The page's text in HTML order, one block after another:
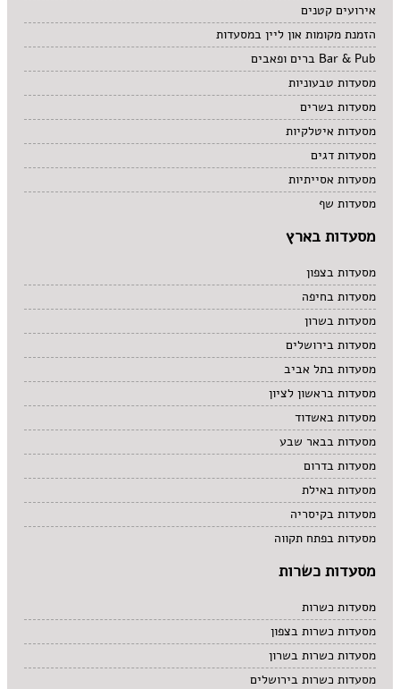
אירועים קטנים
הזמנת מקומות און ליין במסעדות
Bar & Pub ברים ופאבים
מסעדות טבעוניות
מסעדות בשרים
מסעדות איטלקיות
מסעדות דגים
מסעדות אסייתיות
מסעדות שף
מסעדות בארץ
מסעדות בצפון
מסעדות בחיפה
מסעדות בשרון
מסעדות בירושלים
מסעדות בתל אביב
מסעדות בראשון לציון
מסעדות באשדוד
מסעדות בבאר שבע
מסעדות בדרום
מסעדות באילת
מסעדות בקיסריה
מסעדות בפתח תקווה
מסעדות כשרות
מסעדות כשרות
מסעדות כשרות בצפון
מסעדות כשרות בשרון
מסעדות כשרות בירושלים